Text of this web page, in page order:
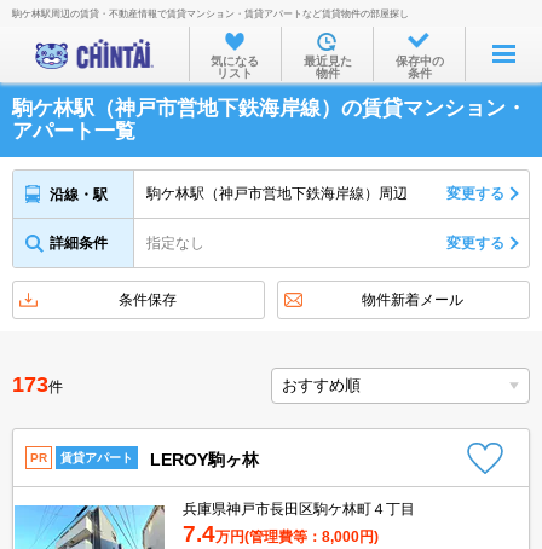
お部屋を探す
沿線・駅から
住所から
家賃相場から
不動産会社から
駒ケ林駅周辺の賃貸・不動産情報で賃貸マンション・賃貸アパートなど賃貸物件の部屋探し
気になる
リスト
最近見た
物件
保存中の
条件
駒ケ林駅（神戸市営地下鉄海岸線）の賃貸マンション・
アパート一覧
沿線・駅 駒ケ林駅（神戸市営地下鉄海岸線）周辺 変更する
詳細条件 指定なし 変更する
条件保存 物件新着メール
173件
PR 賃貸アパート LEROY駒ヶ林
兵庫県神戸市長田区駒ケ林町４丁目
7.4万円(管理費等：8,000円)